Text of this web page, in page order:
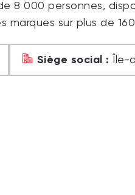
8 000 personnes,
sur plus de
Siège social : Île-